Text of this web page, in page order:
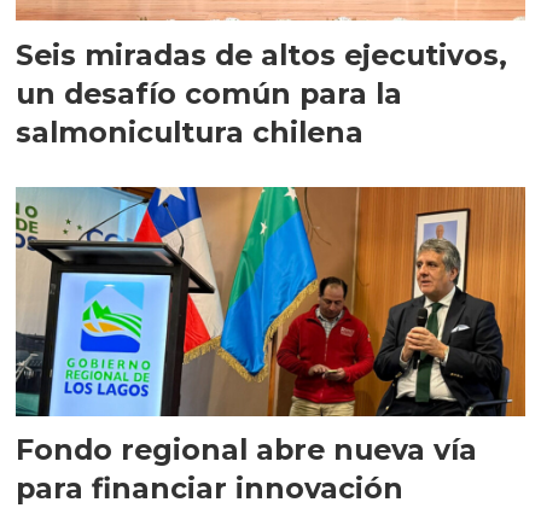
Seis miradas de altos ejecutivos,
un desafío común para la
salmonicultura chilena
Fondo regional abre nueva vía
para financiar innovación